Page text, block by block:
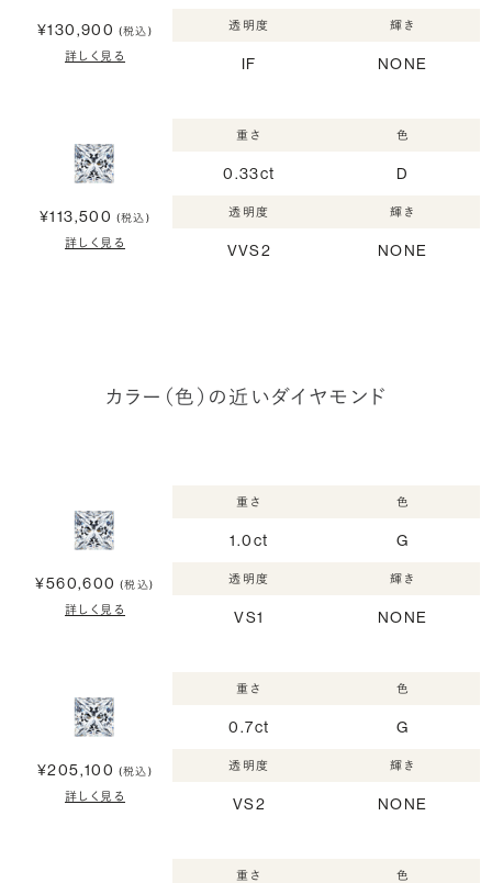
¥130,900 (税込)
詳しく見る
透明度
IF
輝き
NONE
¥113,500 (税込)
詳しく見る
重さ
0.33ct
色
D
透明度
VVS2
輝き
NONE
カラー（色）の近いダイヤモンド
¥560,600 (税込)
詳しく見る
重さ
1.0ct
色
G
透明度
VS1
輝き
NONE
¥205,100 (税込)
詳しく見る
重さ
0.7ct
色
G
透明度
VS2
輝き
NONE
重さ 色